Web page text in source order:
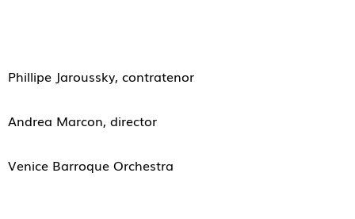
Phillipe Jaroussky, contratenor
Andrea Marcon, director
Venice Barroque Orchestra